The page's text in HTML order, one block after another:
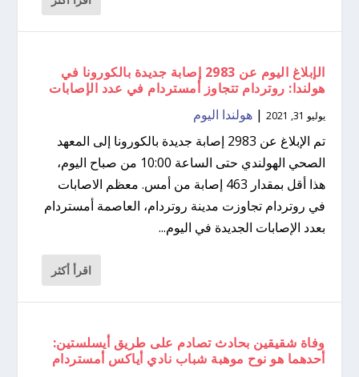
الإبلاغ اليوم عن 2983 إصابة جديدة بالكورونا في
هولندا: روتردام تتجاوز أمستردام في عدد الإصابات
يوليو 31, 2021 |هولندا اليوم
تم الإبلاغ عن 2983 إصابة جديدة بالكورونا إلى المعهد
الصحي الهولندي حتى الساعة 10:00 من صباح اليوم،
هذا أقل بمقدار 463 إصابة من أمس. معظم الاصابات
في روتردام تجاوزت مدينة روتردام، العاصمة أمستردام
بعدد الإصابات الجديدة في اليوم...
اقرأ أكثر
وفاة شقيقين بحادث تصادم على طريق أيسلستين:
أحدهما هو نوح موهبة شباب نادي أياكس أمستردام